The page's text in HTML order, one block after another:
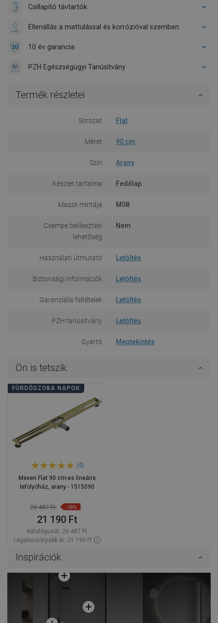
Csillapító távtartók
Ellenállás a mattulással és korrózióval szemben
10 év garancia
PZH Egészségügyi Tanúsítvány
Termék részletei
Sorozat Flat
Méret 90 cm
Szín Arany
Készlet tartalma Fedőlap
Maszk mintája M08
Csempe beillesztési
lehetőség
Nem
Használati útmutató Letöltés
Biztonsági információk Letöltés
Garanciális feltételek Letöltés
PZH tanúsítvány Letöltés
Gyártó Megtekintés
Ön is tetszik
FÜRDŐSZOBA NAPOK
(4)
Mexen Flat 90 cm-es lineáris
lefolyóház, arany - 1515090
26 487 Ft -20%
21 190 Ft
Katalógusár: 26 487 Ft
Legalacsonyabb ár: 21 190 Ft
favorite_border
össze
Inspirációk